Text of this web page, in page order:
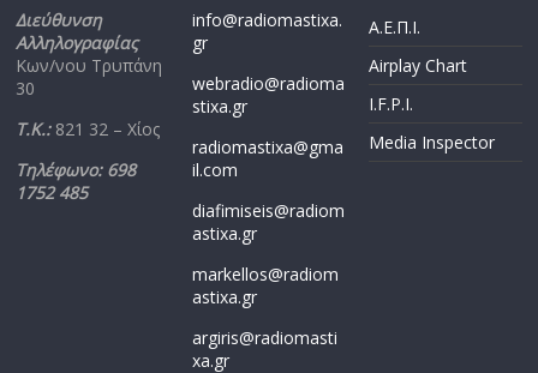
Διεύθυνση
Αλληλογραφίας
Κων/νου Τρυπάνη
30
Τ.Κ.: 821 32 – Χίος
Τηλέφωνο: 698
1752 485
info@radiomastixa.
gr
webradio@radioma
stixa.gr
radiomastixa@gma
il.com
diafimiseis@radiom
astixa.gr
markellos@radiom
astixa.gr
argiris@radiomasti
xa.gr
Α.Ε.Π.Ι.
Airplay Chart
I.F.P.I.
Media Inspector